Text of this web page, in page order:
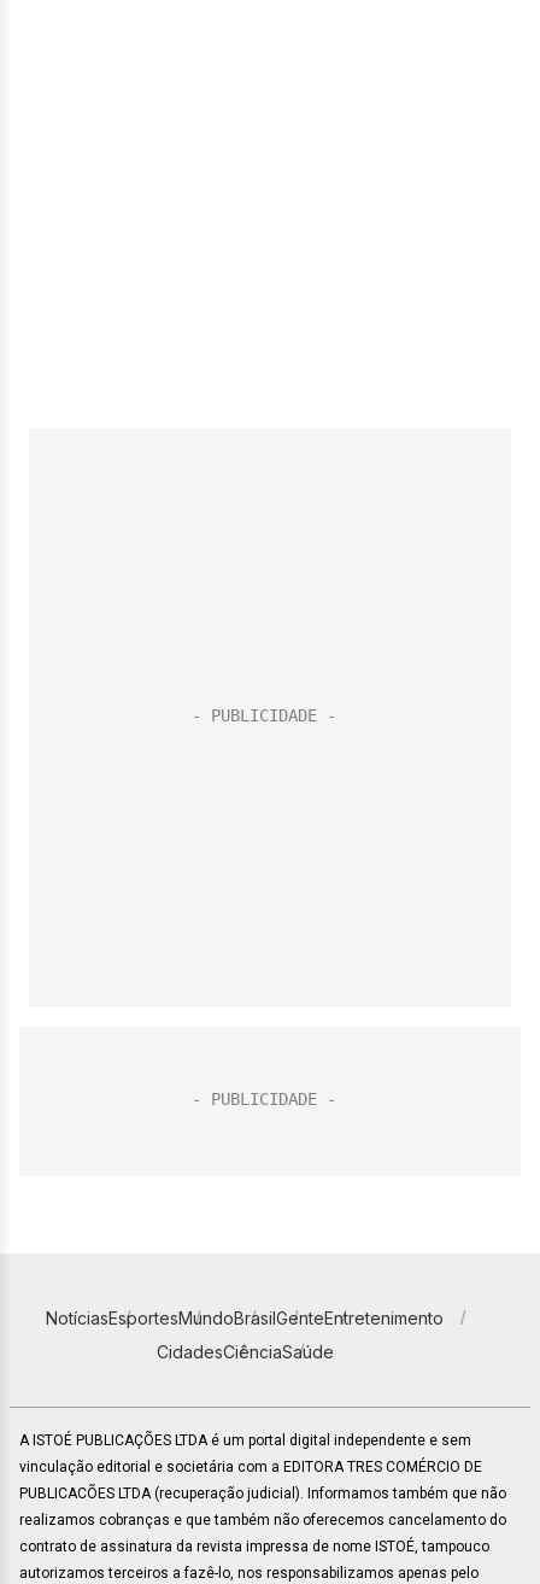
NotíciasEsportesMundoBrasilGenteEntretenimento
CidadesCiênciaSaúde
A ISTOÉ PUBLICAÇÕES LTDA é um portal digital independente e sem
vinculação editorial e societária com a EDITORA TRES COMÉRCIO DE
PUBLICACÕES LTDA (recuperação judicial). Informamos também que não
realizamos cobranças e que também não oferecemos cancelamento do
contrato de assinatura da revista impressa de nome ISTOÉ, tampouco
autorizamos terceiros a fazê-lo, nos responsabilizamos apenas pelo